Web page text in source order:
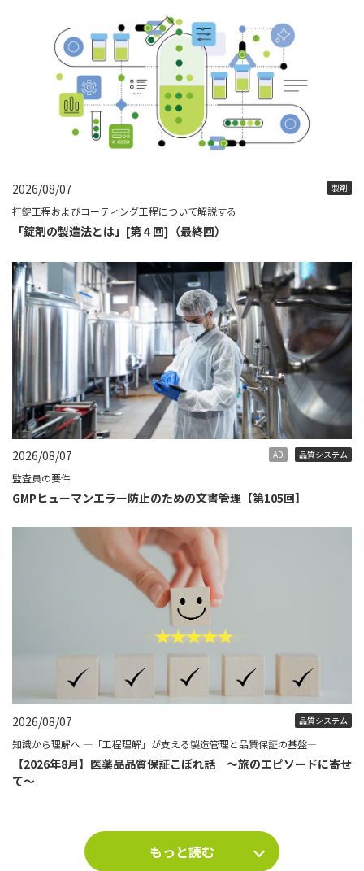
2026/08/07 製剤
打錠工程およびコーティング工程について解説する
「錠剤の製造法とは」[第４回]（最終回）
2026/08/07 AD 品質システム
監査員の要件
GMPヒューマンエラー防止のための文書管理【第105回】
2026/08/07 品質システム
知識から理解へ ―「工程理解」が支える製造管理と品質保証の基盤―
【2026年8月】医薬品品質保証こぼれ話 ～旅のエピソードに寄せ
て～
もっと読む